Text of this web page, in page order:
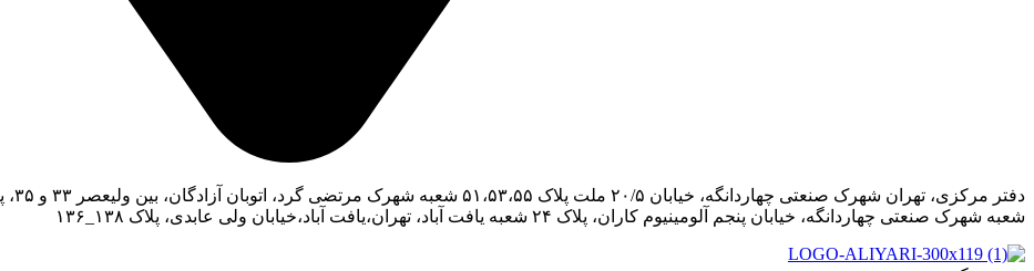
دفتر مرکزی، تهران شهرک صنعتی چهاردانگه، خیابان ۲۰/۵ ملت پلاک ۵۱،۵۳،۵۵
شعبه شهرک مرتضی گرد، اتوبان آزادگان، بین ولیعصر ۳۳ و ۳۵، پلاک ۱۷۵۳
شعبه شهرک صنعتی چهاردانگه، خیابان پنجم آلومینیوم کاران، پلاک ۲۴
شعبه یافت آباد، تهران،یافت آباد،خیابان ولی عابدی، پلاک ۱۳۸_۱۳۶